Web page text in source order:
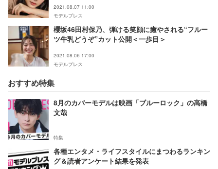
2021.08.07 11:00
モデルプレス
櫻坂46田村保乃、弾ける笑顔に癒やされる“フルー
ツ牛乳どうぞ”カット公開＜一歩目＞
2021.08.06 17:00
モデルプレス
おすすめ特集
8月のカバーモデルは映画「ブルーロック」の高橋
文哉
特集
各種エンタメ・ライフスタイルにまつわるランキン
グ＆読者アンケート結果を発表